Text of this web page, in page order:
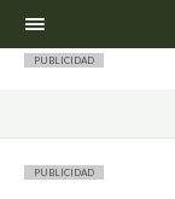
PUBLICIDAD
PUBLICIDAD